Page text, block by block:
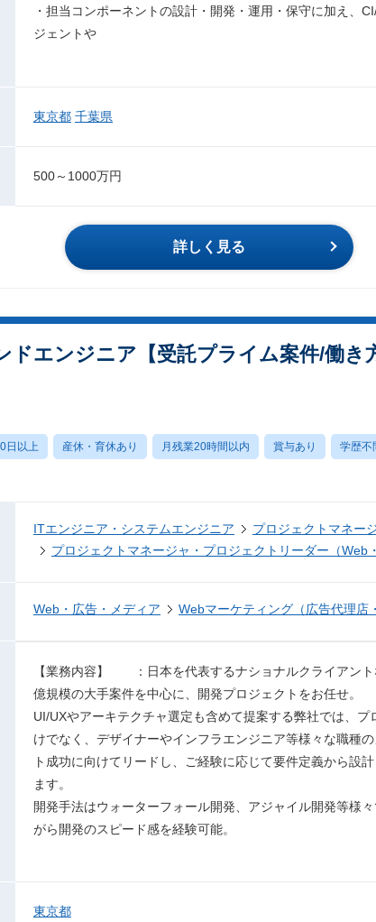
・担当コンポーネントの設計・開発・運用・保守に加え、
ジェントや
東京都 千葉県
500～1000万円
詳しく見る
ドエンジニア【受託プライム案件/働
日以上 産休・育休あり 月残業20時間以内 賞与あり 学歴不
ITエンジニア・システムエンジニア
プロジェクトマネー
プロジェクトマネージャ・プロジェクトリーダー（Web
Web・広告・メディア Webマーケティング（広告代理店
【業務内容】 ：日本を代表するナショナルクライアント
億規模の大手案件を中心に、開発プロジェクトをお任せ。
UI/UXやアーキテクチャ選定も含めて提案する弊社では、
けでなく、デザイナーやインフラエンジニア等様々な職種
ト成功に向けてリードし、ご経験に応じて要件定義から設
ます。
開発手法はウォーターフォール開発、アジャイル開発等様
がら開発のスピード感を経験可能。
東京都